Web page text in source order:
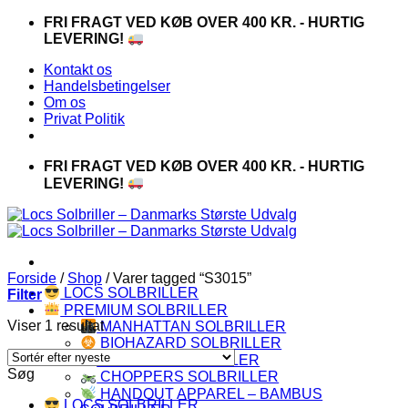
FortsætFRI FRAGT VED KØB OVER 400 KR. - HURTIG
LEVERING!
Kontakt os
Handelsbetingelser
Om os
Privat Politik
FRI FRAGT VED KØB OVER 400 KR. - HURTIG
LEVERING!
LOCS SOLBRILLER
PREMIUM SOLBRILLER
MANHATTAN SOLBRILLER
BIOHAZARD SOLBRILLER
CAPRAIA SOLBRILLER
CHOPPERS SOLBRILLER
HANDOUT APPAREL – BAMBUS
Forside / Shop /Varer tagged “S3015”
Filter
Viser 1 resultat
Søg